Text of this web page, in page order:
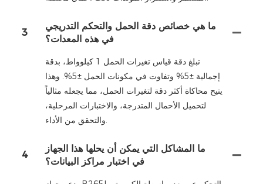
3
ما هي خصائص دقة الحمل والتحكم التدريجي
في هذه المعدات؟
تبلغ دقة قياس تغيرات الحمل 1 كيلوواط، بدقة
إجمالية ±5% وتفاوت في مكونات الحمل ±5%. وهذا
يتيح محاكاة أكثر دقة لتغيرات الحمل، مما يجعله مثالياً
لتحميل الأحمال المتدرجة، والاختبارات المرحلية،
والتحقق من الأداء.
4
ما المشاكل التي يمكن أن يحلها هذا الجهاز
في اختبار مراكز البيانات؟